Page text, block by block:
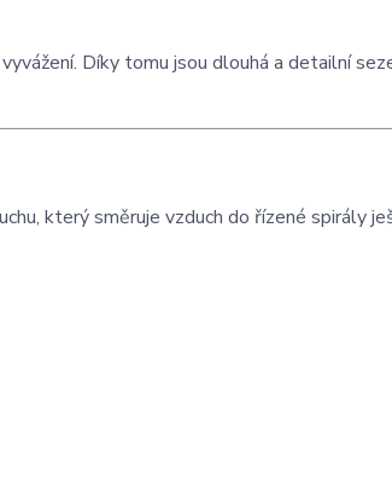
Díky tomu jsou dlouhá a detailní
který směruje vzduch do řízené spirály